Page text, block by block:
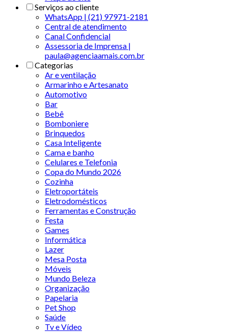
Serviços ao cliente
WhatsApp | (21) 97971-2181
Central de atendimento
Canal Confidencial
Assessoria de Imprensa |
paula@agenciaamais.com.br
Categorias
Ar e ventilação
Armarinho e Artesanato
Automotivo
Bar
Bebê
Bomboniere
Brinquedos
Casa Inteligente
Cama e banho
Celulares e Telefonia
Copa do Mundo 2026
Cozinha
Eletroportáteis
Eletrodomésticos
Ferramentas e Construção
Festa
Games
Informática
Lazer
Mesa Posta
Móveis
Mundo Beleza
Organização
Papelaria
Pet Shop
Saúde
Tv e Vídeo